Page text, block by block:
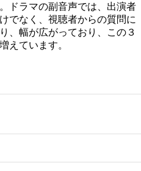
ドラマの副音声では、出演者
でなく、視聴者からの質問に
、幅が広がっており、この３
えています。